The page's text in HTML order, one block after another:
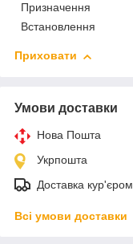
Призначення
Встановлення
Приховати
Умови доставки
Нова Пошта
Укрпошта
Доставка кур'єром
Всі умови доставки